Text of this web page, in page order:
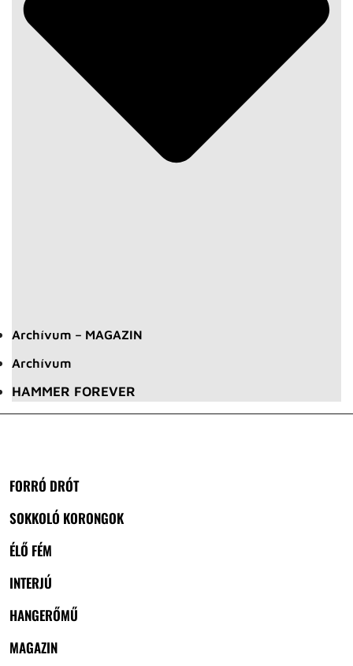
Archívum – MAGAZIN
Archívum
HAMMER FOREVER
FORRÓ DRÓT
SOKKOLÓ KORONGOK
ÉLŐ FÉM
INTERJÚ
HANGERŐMŰ
MAGAZIN